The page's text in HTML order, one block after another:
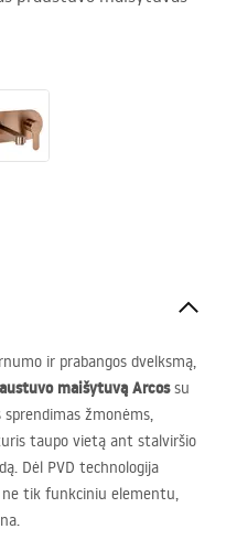
ir prabangos dvelksmą,
maišytuvą Arcossu
sprendimas žmonėms,
taupo vietą ant stalviršio
Dėl PVD technologija
ne tik funkciniu elementu,